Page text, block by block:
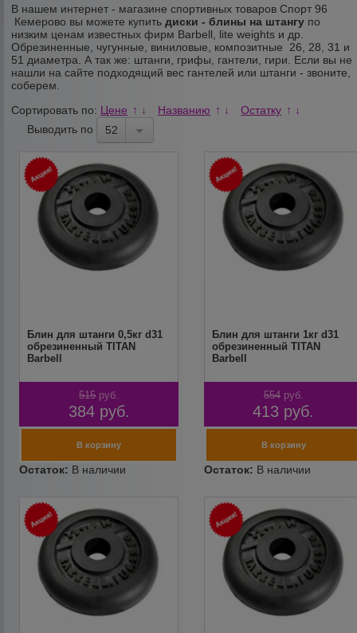
В нашем интернет - магазине спортивных товаров Спорт 96
Кемерово вы можете купитьдиски - блины на штангу по
низким ценам известных фирм Barbell, lite weights и др.
Обрезиненные, чугунные, виниловые, композитные 26, 28, 31 и
51 диаметра. А так же: штанги, грифы, гантели, гири. Если вы не
нашли на сайте подходящий вес гантелей или штанги - звоните,
соберем.
Сортировать по: Цене ↑ ↓ Названию ↑ ↓ Остатку ↑ ↓
Выводить по 52
Блин для штанги 0,5кг d31
обрезиненный TITAN
Barbell
515 руб.
384 руб.
Блин для штанги 1кг d31
обрезиненный TITAN
Barbell
554 руб.
413 руб.